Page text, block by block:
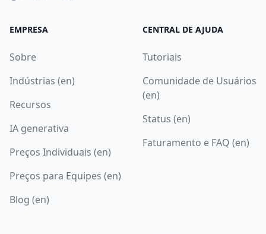
EMPRESA
Sobre
Indústrias (en)
Recursos
IA generativa
Preços Individuais (en)
Preços para Equipes (en)
Blog (en)
CENTRAL DE AJUDA
Tutoriais
Comunidade de Usuários
(en)
Status (en)
Faturamento e FAQ (en)